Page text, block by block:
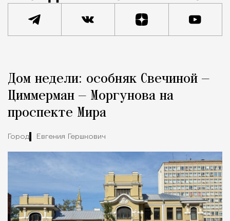
Город
Дом недели: особняк Свечиной —
Циммерман — Моргунова на
проспекте Мира
Город Евгения Гершкович